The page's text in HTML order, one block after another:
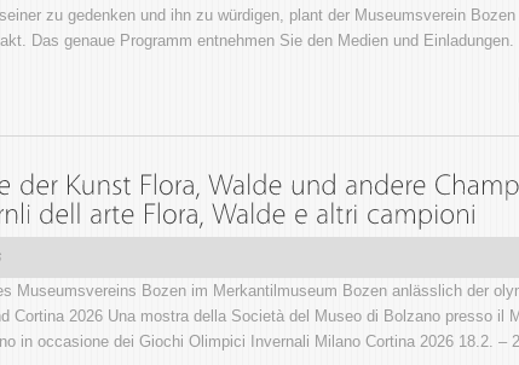
zu gedenken und ihn zu würdigen, plant der Museumsverein Bozen
Das genaue Programm entnehmen Sie den Medien und Einladungen.
Museumsvereins Bozen im Merkantilmuseum Bozen anlässlich der
Cortina 2026 Una mostra della Società del Museo di Bolzano presso il
in occasione dei Giochi Olimpici Invernali Milano Cortina 2026 18.2. –